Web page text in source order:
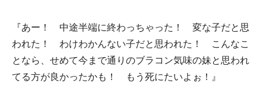
『あー！ 中途半端に終わっちゃった！ 変な子だと思
われた！ わけわかんない子だと思われた！ こんなこ
となら、せめて今まで通りのブラコン気味の妹と思われ
てる方が良かったかも！ もう死にたいよぉ！』